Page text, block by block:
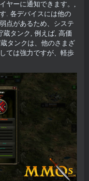
ヤーに通知できます。,
. 各デバイスには他の
点があるため、システ
蔵タンク, 例えば, 高価
タンクは、他のさまざ
ては強力ですが、軽歩